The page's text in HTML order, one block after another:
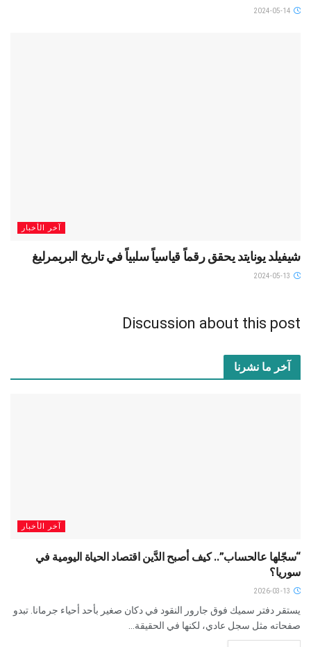
آخر الأخبار
شيفيلد يونايتد يحقق رقماً قياسياً سلبياً في تاريخ البريمرليغ
Discussion about this post
آخر ما نشرنا
آخر الأخبار
“سجّلها عالحساب”.. كيف أصبح الدَّين اقتصاد الحياة اليومية في
سوريا؟
يستقر دفتر سميك فوق جارور النقود في دكان صغير بأحد أحياء جرمانا. تبدو
صفحاته مثل سجل عادي، لكنها في الحقيقة...